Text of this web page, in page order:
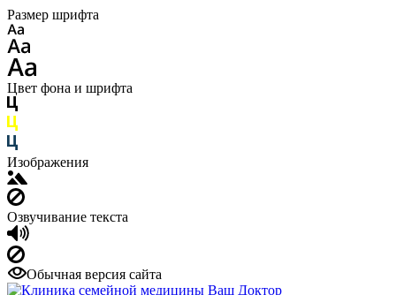
Размер шрифта
Цвет фона и шрифта
Изображения
Озвучивание текста
Обычная версия сайта